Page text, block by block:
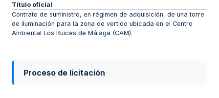
Título oficial
Contrato de suministro, en régimen de adquisición, de una torre
de iluminación para la zona de vertido ubicada en el Centro
Ambiental Los Ruices de Málaga (CAM).
Proceso de licitación